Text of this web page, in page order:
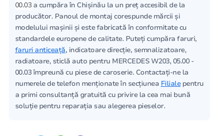
00.03a cumpăra în Chișinău la un preț accesibil de la
producător. Panoul de montaj corespunde mărcii și
modelului mașinii și este fabricată în conformitate cu
standardele europene de calitate. Puteți cumpăra faruri,
faruri anticeață, indicatoare direcție, semnalizatoare,
radiatoare, sticlă auto pentru MERCEDES W203, 05.00 -
00.03 împreună cu piese de caroserie. Contactați-ne la
numerele de telefon menționate în secțiunea Filialepentru
a primi consultanță gratuită cu privire la cea mai bună
soluție pentru reparația sau alegerea pieselor.